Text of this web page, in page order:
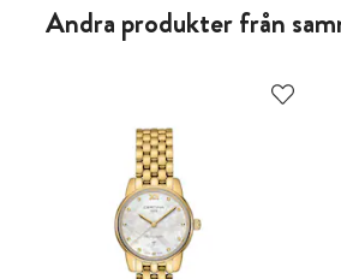
Andra produkter från